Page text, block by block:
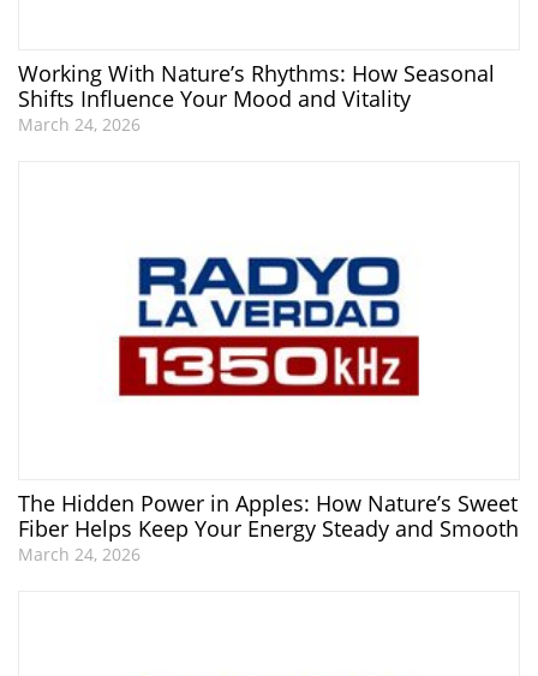
Working With Nature’s Rhythms: How Seasonal
Shifts Influence Your Mood and Vitality
March 24, 2026
The Hidden Power in Apples: How Nature’s Sweet
Fiber Helps Keep Your Energy Steady and Smooth
March 24, 2026